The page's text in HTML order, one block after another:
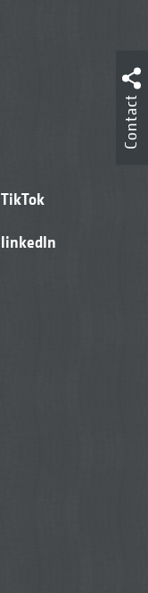
TikTok
linkedIn
Contact